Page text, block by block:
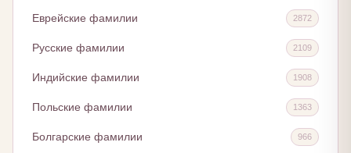
Еврейские фамилии 2872
Русские фамилии 2109
Индийские фамилии 1908
Польские фамилии 1363
Болгарские фамилии 966